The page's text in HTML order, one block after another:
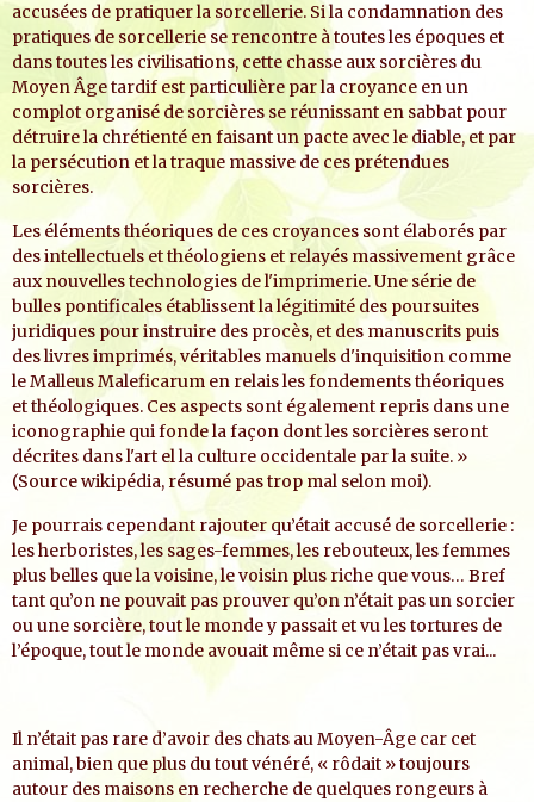
accusées de pratiquer la sorcellerie. Si la condamnation des
pratiques de sorcellerie se rencontre à toutes les époques et
dans toutes les civilisations, cette chasse aux sorcières du
Moyen Âge tardif est particulière par la croyance en un
complot organisé de sorcières se réunissant en sabbat pour
détruire la chrétienté en faisant un pacte avec le diable, et par
la persécution et la traque massive de ces prétendues
sorcières.
Les éléments théoriques de ces croyances sont élaborés par
des intellectuels et théologiens et relayés massivement grâce
aux nouvelles technologies de l'imprimerie. Une série de
bulles pontificales établissent la légitimité des poursuites
juridiques pour instruire des procès, et des manuscrits puis
des livres imprimés, véritables manuels d'inquisition comme
le Malleus Maleficarum en relais les fondements théoriques
et théologiques. Ces aspects sont également repris dans une
iconographie qui fonde la façon dont les sorcières seront
décrites dans l'art el la culture occidentale par la suite. »
(Source wikipédia, résumé pas trop mal selon moi).
Je pourrais cependant rajouter qu’était accusé de sorcellerie :
les herboristes, les sages-femmes, les rebouteux, les femmes
plus belles que la voisine, le voisin plus riche que vous… Bref
tant qu’on ne pouvait pas prouver qu’on n’était pas un sorcier
ou une sorcière, tout le monde y passait et vu les tortures de
l’époque, tout le monde avouait même si ce n’était pas vrai...
Il n’était pas rare d’avoir des chats au Moyen-Âge car cet
animal, bien que plus du tout vénéré, « rôdait » toujours
autour des maisons en recherche de quelques rongeurs à